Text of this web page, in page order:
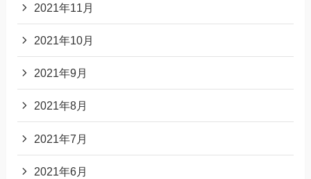
2021年11月
2021年10月
2021年9月
2021年8月
2021年7月
2021年6月